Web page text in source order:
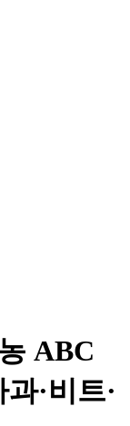
ABC
·비트·